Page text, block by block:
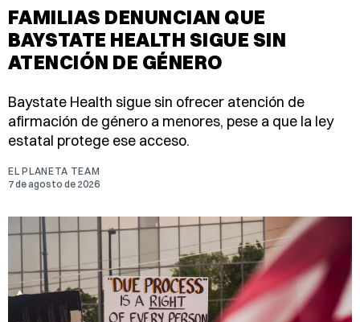
FAMILIAS DENUNCIAN QUE
BAYSTATE HEALTH SIGUE SIN
ATENCIÓN DE GÉNERO
Baystate Health sigue sin ofrecer atención de
afirmación de género a menores, pese a que la ley
estatal protege ese acceso.
EL PLANETA TEAM
7 de agosto de 2026